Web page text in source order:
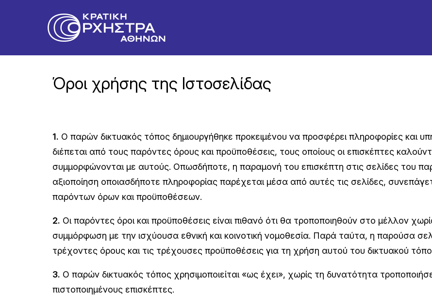
Όροι χρήσης της Ιστοσελίδας
1. Ο παρών δικτυακός τόπος δημιουργήθηκε προκειμένου να προσφέρει πληροφορίες και
διέπεται από τους παρόντες όρους και προϋποθέσεις, τους οποίους οι επισκέπτες
συμμορφώνονται με αυτούς. Οπωσδήποτε, η παραμονή του επισκέπτη στις σελίδες του
αξιοποίηση οποιασδήποτε πληροφορίας παρέχεται μέσα από αυτές τις σελίδες,
παρόντων όρων και προϋποθέσεων.
2. Οι παρόντες όροι και προϋποθέσεις είναι πιθανό ότι θα τροποποιηθούν στο μέλλον
συμμόρφωση με την ισχύουσα εθνική και κοινοτική νομοθεσία. Παρά ταύτα, η παρούσα
τρέχοντες όρους και τις τρέχουσες προϋποθέσεις για τη χρήση αυτού του δικτυακού
3. Ο παρών δικτυακός τόπος χρησιμοποιείται «ως έχει», χωρίς τη δυνατότητα
πιστοποιημένους επισκέπτες.